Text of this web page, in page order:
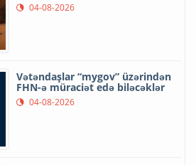
04-08-2026
Vətəndaşlar “mygov” üzərindən
FHN-ə müraciət edə biləcəklər
04-08-2026